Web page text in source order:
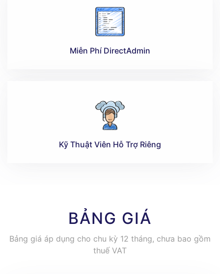
Miễn Phí DirectAdmin
Kỹ Thuật Viên Hỗ Trợ Riêng
BẢNG GIÁ
Bảng giá áp dụng cho chu kỳ 12 tháng, chưa bao gồm
thuế VAT